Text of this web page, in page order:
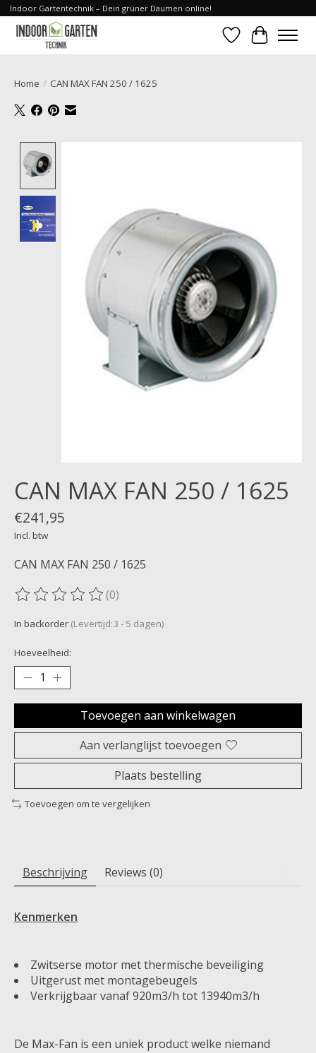
Indoor Gartentechnik – Dein grüner Daumen online!
Verlanglijst
Home / CAN MAX FAN 250 / 1625
CAN MAX FAN 250 / 1625
€241,95
Incl. btw
CAN MAX FAN 250 / 1625
De beoordeling van dit product is
(0)
In backorder (Levertijd:3 - 5 dagen)
Hoeveelheid:
Toevoegen aan winkelwagen
Aan verlanglijst toevoegen
Plaats bestelling
Toevoegen om te vergelijken
Beschrijving Reviews (0)
Kenmerken
Zwitserse motor met thermische beveiliging
Uitgerust met montagebeugels
Verkrijgbaar vanaf 920m3/h tot 13940m3/h
De Max-Fan is een uniek product welke niemand